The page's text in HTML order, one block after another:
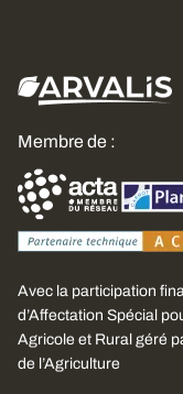
Choisissez
vos
Nous avons besoin
Membre de :
Avec la participation
d’Affectation Spécial
Agricole et Rural géré
de l’Agriculture